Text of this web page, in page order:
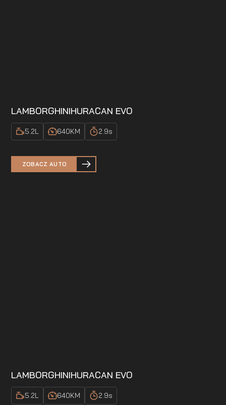
LAMBORGHINIHURACAN EVO
5.2L 640KM 2.9s
ZOBACZ AUTO
LAMBORGHINIHURACAN EVO
5.2L 640KM 2.9s